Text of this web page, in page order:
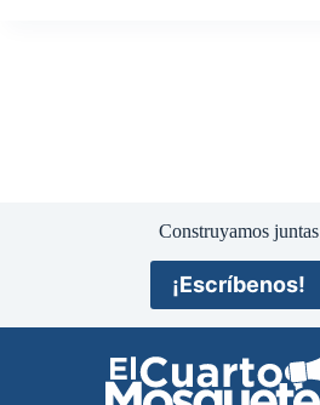
Construyamos juntas
¡Escríbenos!